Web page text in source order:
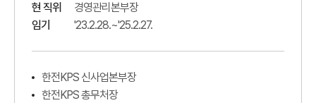
현 직위
경영관리본부장
임기
'23.2.28.~'25.2.27.
한전KPS 신사업본부장
한전KPS 총무처장